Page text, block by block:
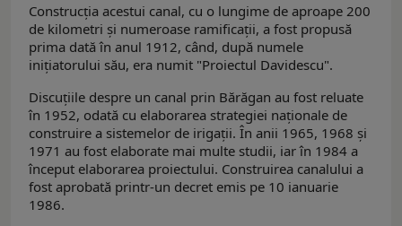
Construcţia acestui canal, cu o lungime de aproape 200
de kilometri şi numeroase ramificaţii, a fost propusă
prima dată în anul 1912, când, după numele
iniţiatorului său, era numit "Proiectul Davidescu".
Discuţiile despre un canal prin Bărăgan au fost reluate
în 1952, odată cu elaborarea strategiei naţionale de
construire a sistemelor de irigaţii. În anii 1965, 1968 şi
1971 au fost elaborate mai multe studii, iar în 1984 a
început elaborarea proiectului. Construirea canalului a
fost aprobată printr-un decret emis pe 10 ianuarie
1986.